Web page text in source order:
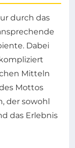
durch das
Dabei
Mitteln
Mottos
der sowohl
das Erlebnis